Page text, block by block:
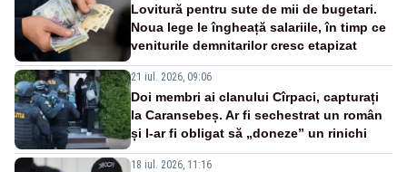
Lovitură pentru sute de mii de bugetari.
Noua lege le îngheață salariile, în timp ce
veniturile demnitarilor cresc etapizat
21 iul. 2026, 09:06
Doi membri ai clanului Cîrpaci, capturați
la Caransebeș. Ar fi sechestrat un român
și l-ar fi obligat să „doneze” un rinichi
18 iul. 2026, 11:16